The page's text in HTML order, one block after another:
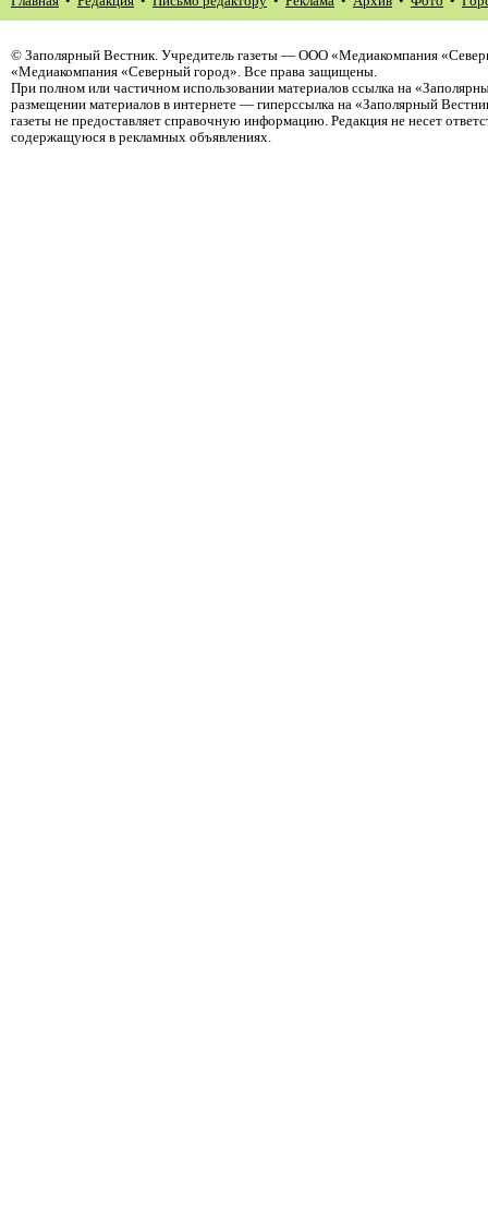
© Заполярный Вестник. Учредитель газеты — ООО «Медиакомпания
«Медиакомпания «Северный город». Все права защищены.
При полном или частичном использовании материалов ссылка на
размещении материалов в интернете — гиперссылка на «Заполярный
газеты не предоставляет справочную информацию. Редакция не несет
содержащуюся в рекламных объявлениях.